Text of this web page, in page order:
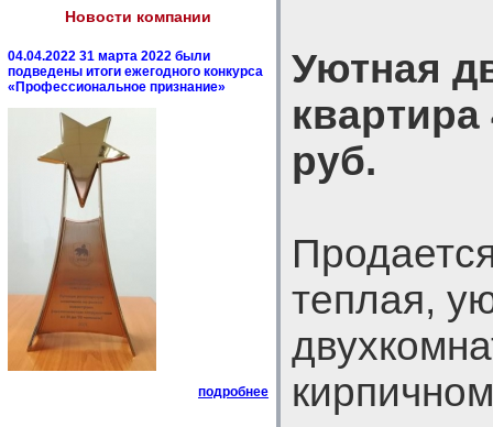
Новости компании
04.04.2022 31 марта 2022 были
подведены итоги ежегодного конкурса
«Профессиональное признание»
подробнее
Уютная
руб.
теплая,